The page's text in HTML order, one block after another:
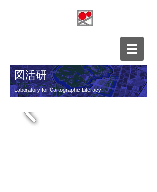
図活研
Laboratory for Cartographic Literacy